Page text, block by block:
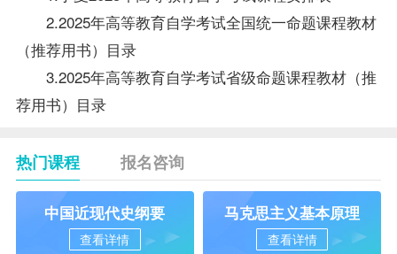
2.2025年高等教育自学考试全国统一命题课程教材
（推荐用书）目录
3.2025年高等教育自学考试省级命题课程教材（推
荐用书）目录
热门课程 报名咨询
中国近现代史纲要
查看详情
马克思主义基本原理
查看详情